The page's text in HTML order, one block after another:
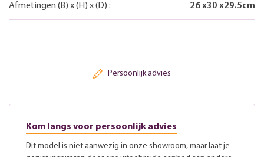
Afmetingen (B) x(H) x(D) : 26x30 x29.5cm
Persoonlijk advies
Kom langs voor persoonlijk advies
Dit model is niet aanwezig in onze showroom, maar laat je